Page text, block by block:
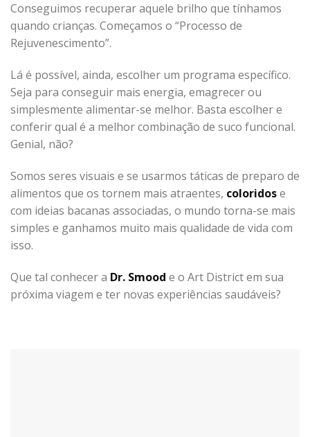
Conseguimos recuperar aquele brilho que tínhamos
quando crianças. Começamos o “Processo de
Rejuvenescimento”.
Lá é possível, ainda, escolher um programa específico.
Seja para conseguir mais energia, emagrecer ou
simplesmente alimentar-se melhor. Basta escolher e
conferir qual é a melhor combinação de suco funcional.
Genial, não?
Somos seres visuais e se usarmos táticas de preparo de
alimentos que os tornem mais atraentes, coloridose
com ideias bacanas associadas, o mundo torna-se mais
simples e ganhamos muito mais qualidade de vida com
isso.
Que tal conhecer a Dr. Smood e o Art District em sua
próxima viagem e ter novas experiências saudáveis?